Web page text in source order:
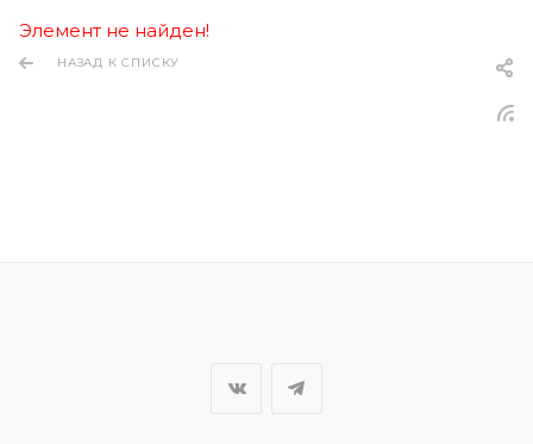
Элемент не найден!
НАЗАД К СПИСКУ